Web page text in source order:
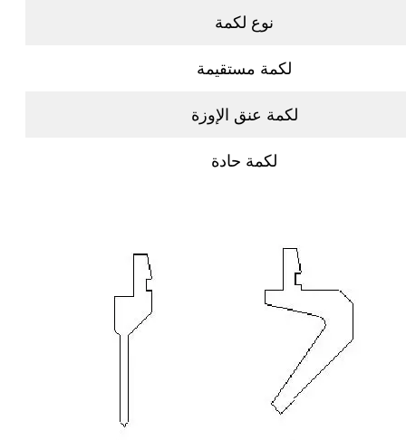
نوع لكمة
لكمة مستقيمة
لكمة عنق الإوزة
لكمة حادة